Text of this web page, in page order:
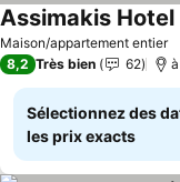
Maison/appartement entier
Assimakis Hotel
8,2 Très bien 62
Sélectionnez des
les prix exacts